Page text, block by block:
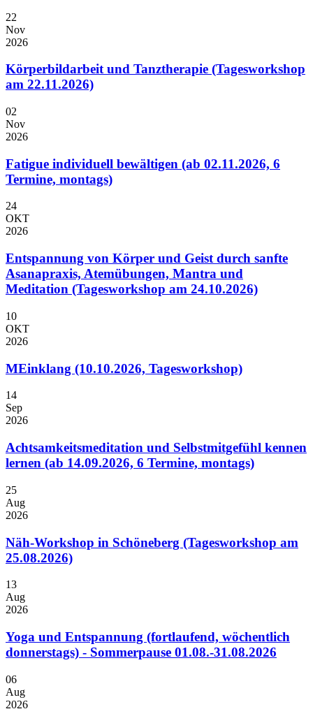
22
Nov
2026
Körperbildarbeit und Tanztherapie (Tagesworkshop
am 22.11.2026)
02
Nov
2026
Fatigue individuell bewältigen (ab 02.11.2026, 6
Termine, montags)
24
OKT
2026
Entspannung von Körper und Geist durch sanfte
Asanapraxis, Atemübungen, Mantra und
Meditation (Tagesworkshop am 24.10.2026)
10
OKT
2026
MEinklang (10.10.2026, Tagesworkshop)
14
Sep
2026
Achtsamkeitsmeditation und Selbstmitgefühl kennen
lernen (ab 14.09.2026, 6 Termine, montags)
25
Aug
2026
Näh-Workshop in Schöneberg (Tagesworkshop am
25.08.2026)
13
Aug
2026
Yoga und Entspannung (fortlaufend, wöchentlich
donnerstags) - Sommerpause 01.08.-31.08.2026
06
Aug
2026